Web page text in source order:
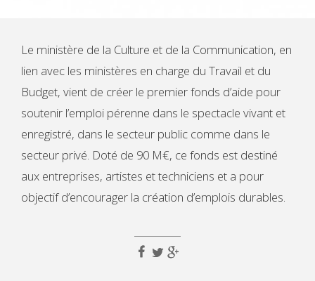
Le ministère de la Culture et de la Communication, en
lien avec les ministères en charge du Travail et du
Budget, vient de créer le premier fonds d’aide pour
soutenir l’emploi pérenne dans le spectacle vivant et
enregistré, dans le secteur public comme dans le
secteur privé. Doté de 90 M€, ce fonds est destiné
aux entreprises, artistes et techniciens et a pour
objectif d’encourager la création d’emplois durables.